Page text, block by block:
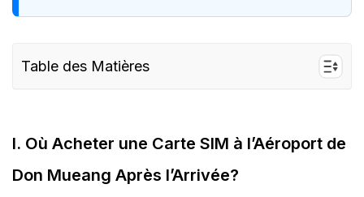
Table des Matières
III. Combien Coûte une Carte SIM à l’Aéroport
de Don Mueang?
I. Où Acheter une Carte SIM à l’Aéroport de
Don Mueang Après l’Arrivée?